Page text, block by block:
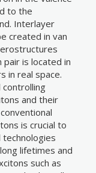
to the
Interlayer
created in van
pair is located in
in real space.
controlling
and their
is crucial to
lifetimes and
such as